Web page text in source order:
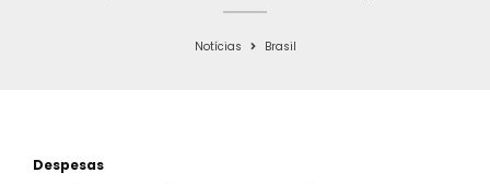
r
a
Notícias Brasil
Despesas